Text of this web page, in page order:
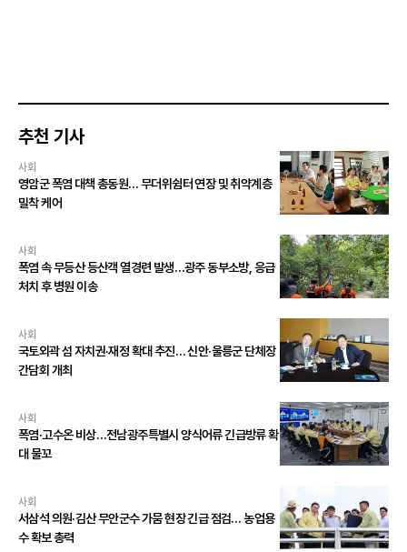
추천 기사
사회
영암군 폭염 대책 총동원… 무더위쉼터 연장 및 취약계층
밀착 케어
사회
폭염 속 무등산 등산객 열경련 발생…광주 동부소방, 응급
처치 후 병원 이송
사회
국토외곽 섬 자치권·재정 확대 추진… 신안·울릉군 단체장
간담회 개최
사회
폭염·고수온 비상…전남광주특별시 양식어류 긴급방류 확
대 물꼬
사회
서삼석 의원·김산 무안군수 가뭄 현장 긴급 점검… 농업용
수 확보 총력